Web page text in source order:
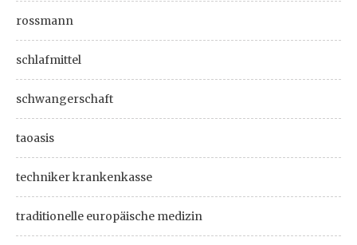
rossmann
schlafmittel
schwangerschaft
taoasis
techniker krankenkasse
traditionelle europäische medizin